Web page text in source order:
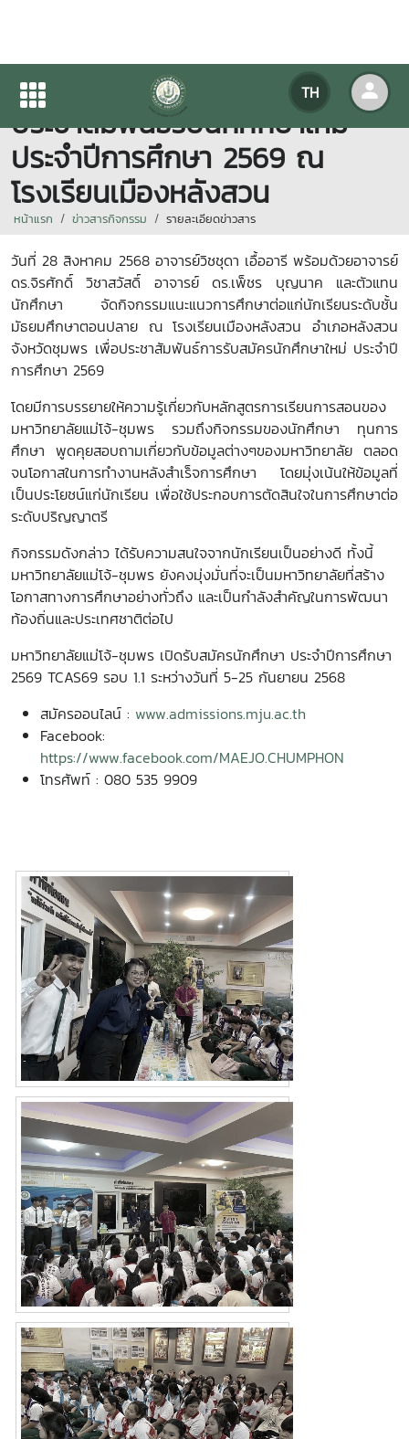
TH
ม.แม่โจ้-ชุมพร แนะแนวและ
ประชาสัมพันธ์รับนักศึกษาใหม่
ประจำปีการศึกษา 2569 ณ
โรงเรียนเมืองหลังสวน
หน้าแรก ข่าวสารกิจกรรม รายละเอียดข่าวสาร
วันที่ 28 สิงหาคม 2568 อาจารย์วิชชุดา เอื้ออารี พร้อมด้วยอาจารย์
ดร.จิรศักดิ์ วิชาสวัสดิ์ อาจารย์ ดร.เพ็ชร บุญนาค และตัวแทน
นักศึกษา จัดกิจกรรมแนะแนวการศึกษาต่อแก่นักเรียนระดับชั้น
มัธยมศึกษาตอนปลาย ณ โรงเรียนเมืองหลังสวน อำเภอหลังสวน
จังหวัดชุมพร เพื่อประชาสัมพันธ์การรับสมัครนักศึกษาใหม่ ประจำปี
การศึกษา 2569
โดยมีการบรรยายให้ความรู้เกี่ยวกับหลักสูตรการเรียนการสอนของ
มหาวิทยาลัยแม่โจ้-ชุมพร รวมถึงกิจกรรมของนักศึกษา ทุนการ
ศึกษา พูดคุยสอบถามเกี่ยวกับข้อมูลต่างๆของมหาวิทยาลัย ตลอด
จนโอกาสในการทำงานหลังสำเร็จการศึกษา โดยมุ่งเน้นให้ข้อมูลที่
เป็นประโยชน์แก่นักเรียน เพื่อใช้ประกอบการตัดสินใจในการศึกษาต่อ
ระดับปริญญาตรี
กิจกรรมดังกล่าว ได้รับความสนใจจากนักเรียนเป็นอย่างดี ทั้งนี้
มหาวิทยาลัยแม่โจ้-ชุมพร ยังคงมุ่งมั่นที่จะเป็นมหาวิทยาลัยที่สร้าง
โอกาสทางการศึกษาอย่างทั่วถึง และเป็นกำลังสำคัญในการพัฒนา
ท้องถิ่นและประเทศชาติต่อไป
มหาวิทยาลัยแม่โจ้-ชุมพร เปิดรับสมัครนักศึกษา ประจำปีการศึกษา
2569 TCAS69 รอบ 1.1 ระหว่างวันที่ 5-25 กันยายน 2568
สมัครออนไลน์ : www.admissions.mju.ac.th
Facebook:
https://www.facebook.com/MAEJO.CHUMPHON
โทรศัพท์ : 080 535 9909